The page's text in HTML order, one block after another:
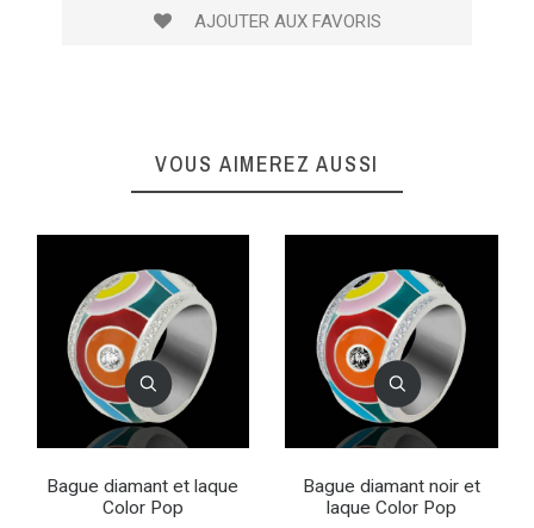
AJOUTER AUX FAVORIS
VOUS AIMEREZ AUSSI
Bague diamant et laque
Color Pop
Bague diamant noir et
laque Color Pop